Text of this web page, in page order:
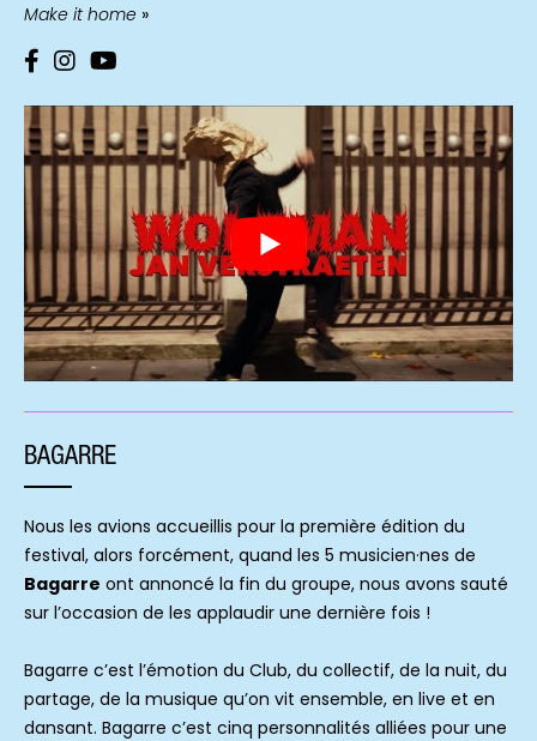
Make it home »
BAGARRE
Nous les avions accueillis pour la première édition du
festival, alors forcément, quand les 5 musicien·nes de
Bagarre ont annoncé la fin du groupe, nous avons sauté
sur l’occasion de les applaudir une dernière fois !
Bagarre c’est l’émotion du Club, du collectif, de la nuit, du
partage, de la musique qu’on vit ensemble, en live et en
dansant. Bagarre c’est cinq personnalités alliées pour une